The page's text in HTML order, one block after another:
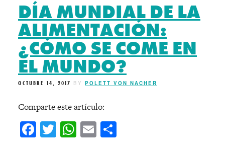
DÍA MUNDIAL DE LA
ALIMENTACIÓN:
¿CÓMO SE COME EN
EL MUNDO?
OCTUBRE 14, 2017 BY POLETT VON NACHER
Comparte este artículo:
Facebook
Twitter
WhatsApp
Email